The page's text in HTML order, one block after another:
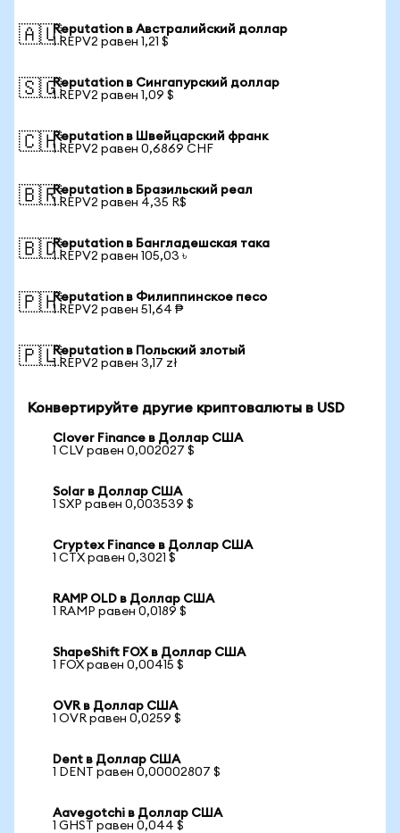
🇦🇺Reputation в Австралийский доллар
1 REPV2 равен 1,21 $
🇸🇬Reputation в Сингапурский доллар
1 REPV2 равен 1,09 $
🇨🇭Reputation в Швейцарский франк
1 REPV2 равен 0,6869 CHF
🇧🇷Reputation в Бразильский реал
1 REPV2 равен 4,35 R$
🇧🇩Reputation в Бангладешская така
1 REPV2 равен 105,03 ৳
🇵🇭Reputation в Филиппинское песо
1 REPV2 равен 51,64 ₱
🇵🇱Reputation в Польский злотый
1 REPV2 равен 3,17 zł
Конвертируйте другие криптовалюты в USD
Clover Finance в Доллар США
1 CLV равен 0,002027 $
Solar в Доллар США
1 SXP равен 0,003539 $
Cryptex Finance в Доллар США
1 CTX равен 0,3021 $
RAMP OLD в Доллар США
1 RAMP равен 0,0189 $
ShapeShift FOX в Доллар США
1 FOX равен 0,00415 $
OVR в Доллар США
1 OVR равен 0,0259 $
Dent в Доллар США
1 DENT равен 0,00002807 $
Aavegotchi в Доллар США
1 GHST равен 0,044 $